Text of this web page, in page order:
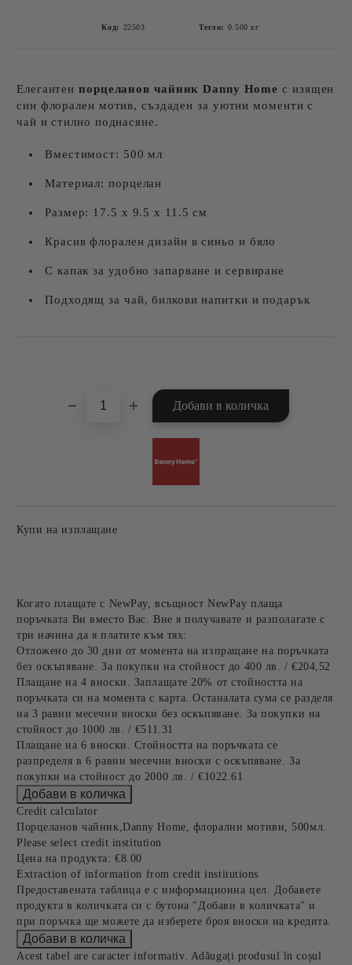
Код: 22503 Тегло: 0.500 кг
Елегантен порцеланов чайник Danny Home с изящен
син флорален мотив, създаден за уютни моменти с
чай и стилно поднасяне.
Вместимост: 500 мл
Материал: порцелан
Размер: 17.5 x 9.5 x 11.5 см
Красив флорален дизайн в синьо и бяло
С капак за удобно запарване и сервиране
Подходящ за чай, билкови напитки и подарък
Купи на изплащане
Когато плащате с NewPay, всъщност NewPay плаща
поръчката Ви вместо Вас. Вие я получавате и разполагате с
три начина да я платите към тях:
Отложено до 30 дни от момента на изпращане на поръчката
без оскъпяване. За покупки на стойност до 400 лв. / €204,52
Плащане на 4 вноски. Заплащате 20% от стойността на
поръчката си на момента с карта. Останалата сума се разделя
на 3 равни месечни вноски без оскъпяване. За покупки на
стойност до 1000 лв. / €511.31
Плащане на 6 вноски. Стойността на поръчката се
разпределя в 6 равни месечни вноски с оскъпяване. За
покупки на стойност до 2000 лв. / €1022.61
Credit calculator
Порцеланов чайник,Danny Home, флорални мотиви, 500мл.
Please select credit institution
Цена на продукта: €8.00
Extraction of information from credit institutions
Предоставената таблица е с информационна цел. Добавете
продукта в количката си с бутона "Добави в количката" и
при поръчка ще можете да изберете броя вноски на кредита.
Acest tabel are caracter informativ. Adăugați produsul în coșul